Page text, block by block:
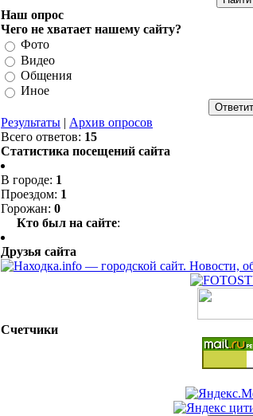
Наш опрос
Чего не хватает нашему сайту?
Фото
Видео
Общения
Иное
Результаты | Архив опросов
Всего ответов: 15
Статистика посещений сайта
В городе: 1
Проездом: 1
Горожан: 0
Кто был на сайте:
Друзья сайта
Счетчики